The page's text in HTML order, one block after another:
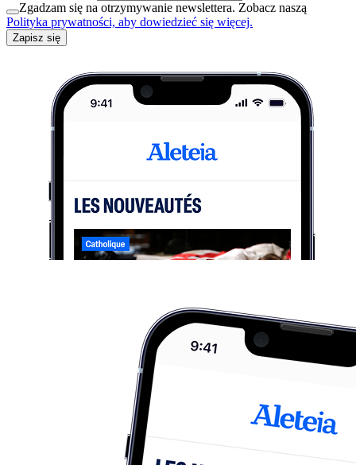
Zgadzam się na otrzymywanie newslettera. Zobacz naszą
Polityka prywatności, aby dowiedzieć się więcej.
Zapisz się